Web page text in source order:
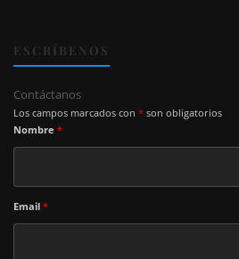
ESCRÍBENOS
Contáctanos
Los campos marcados con * son obligatorios
Nombre *
Email *